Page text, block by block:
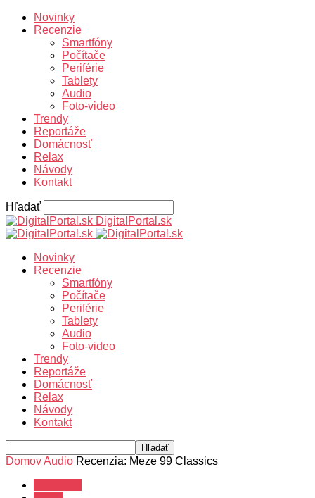
Novinky
Recenzie
Smartfóny
Počítače
Periférie
Tablety
Audio
Foto-video
Trendy
Reportáže
Domácnosť
Relax
Návody
Kontakt
Hľadať
DigitalPortal.sk
Novinky
Recenzie
Smartfóny
Počítače
Periférie
Tablety
Audio
Foto-video
Trendy
Reportáže
Domácnosť
Relax
Návody
Kontakt
DomovAudio Recenzia: Meze 99 Classics